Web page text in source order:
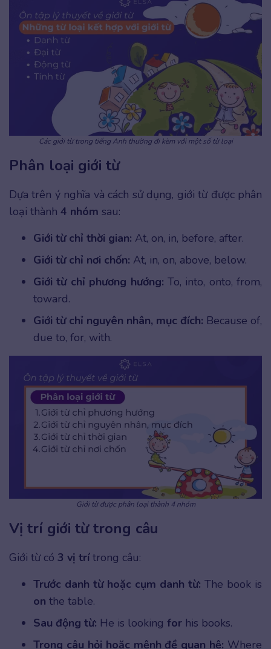
Các giới từ trong tiếng Anh thường đi kèm với một số từ loại
Phân loại giới từ
Dựa trên ý nghĩa và cách sử dụng, giới từ được phân
loại thành 4 nhóm sau:
Giới từ chỉ thời gian: At, on, in, before, after.
Giới từ chỉ nơi chốn: At, in, on, above, below.
Giới từ chỉ phương hướng: To, into, onto, from,
toward.
Giới từ chỉ nguyên nhân, mục đích: Because of,
due to, for, with.
Giới từ được phân loại thành 4 nhóm
Vị trí giới từ trong câu
Giới từ có 3 vị trítrong câu:
Trước danh từ hoặc cụm danh từ: The book is
on the table.
Sau động từ: He is looking for his books.
Trong câu hỏi hoặc mệnh đề quan hệ: Where